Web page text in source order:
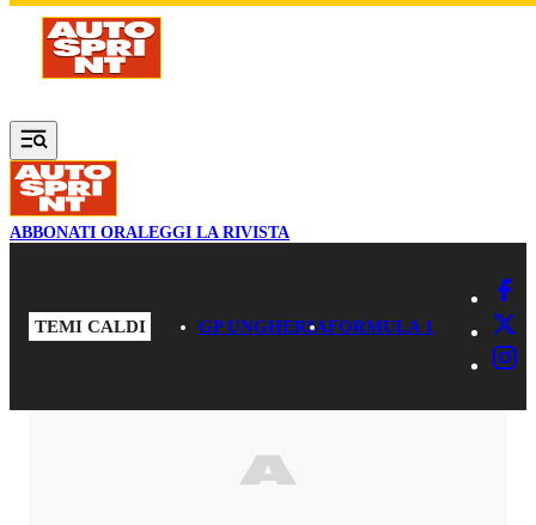
Vai al contenuto principale
ABBONATI ORALEGGI LA RIVISTA
TEMI CALDI GP UNGHERIAFORMULA 1